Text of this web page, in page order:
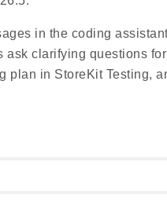
in the coding
clarifying questions
plan in StoreKit Testing,